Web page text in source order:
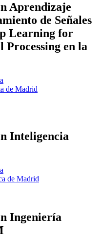
Aprendizaje
de Señales
Learning for
Processing en la
de Madrid
Inteligencia
de Madrid
Ingeniería